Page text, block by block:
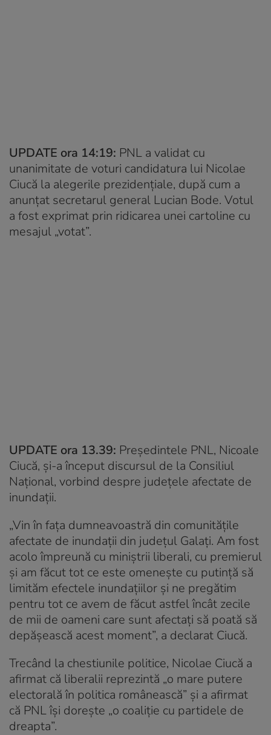
UPDATE ora 14:19: PNL a validat cu
unanimitate de voturi candidatura lui Nicolae
Ciucă la alegerile prezidențiale, după cum a
anunțat secretarul general Lucian Bode. Votul
a fost exprimat prin ridicarea unei cartoline cu
mesajul „votat”.
UPDATE ora 13.39: Președintele PNL, Nicoale
Ciucă, și-a început discursul de la Consiliul
Național, vorbind despre județele afectate de
inundații.
„Vin în fața dumneavoastră din comunitățile
afectate de inundații din județul Galați. Am fost
acolo împreună cu miniștrii liberali, cu premierul
și am făcut tot ce este omenește cu putință să
limităm efectele inundațiilor și ne pregătim
pentru tot ce avem de făcut astfel încât zecile
de mii de oameni care sunt afectați să poată să
depășească acest moment”, a declarat Ciucă.
Trecând la chestiunile politice, Nicolae Ciucă a
afirmat că liberalii reprezintă „o mare putere
electorală în politica românească” și a afirmat
că PNL își dorește „o coaliție cu partidele de
dreapta”.